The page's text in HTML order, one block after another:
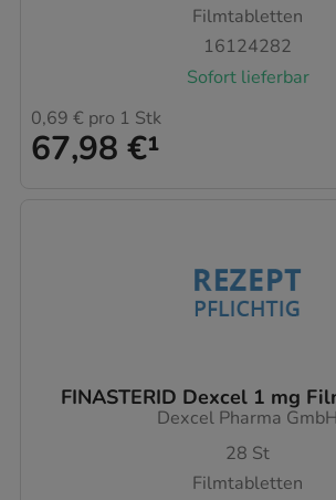
Filmtabletten
16124282
Sofort lieferbar
67,98 €¹
0,69 € pro 1 Stk
FINASTERID Dexcel 1 mg
Dexcel Pharma GmbH
28 St
Filmtabletten